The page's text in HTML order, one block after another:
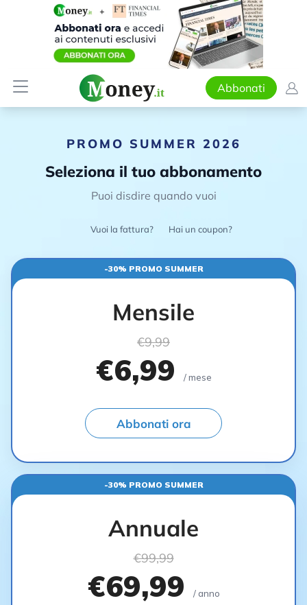
Abbonati
PROMO SUMMER 2026
Seleziona il tuo abbonamento
Puoi disdire quando vuoi
Vuoi la fattura? Hai un coupon?
-30% PROMO SUMMER
Mensile
€9,99
€6,99 / mese
Abbonati ora
-30% PROMO SUMMER
Annuale
€99,99
€69,99 / anno